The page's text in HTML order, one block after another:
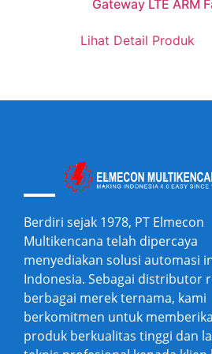
Gateway LTE ARM
Lihat Detail Produk
Berdiri sejak 1978, PT Elmecon
Multikencana telah dipercaya
menyediakan solusi automasi
Indonesia. Sebagai distributor
berbagai merek ternama, kami
berkomitmen untuk
produk berkualitas tinggi dan